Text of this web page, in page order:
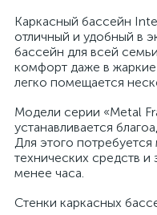
Каркасный бассейн
отличный и удобный в
бассейн для всей
комфорт даже в
легко помещается
Модели серии «Metal
устанавливается
Для этого
технических средств и
менее часа.
Стенки каркасных